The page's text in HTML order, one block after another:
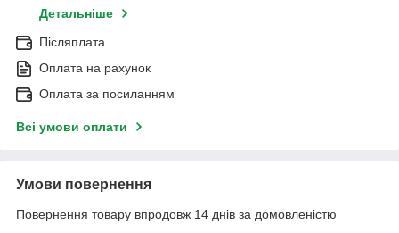
Детальніше
Післяплата
Оплата на рахунок
Оплата за посиланням
Всі умови оплати
Умови повернення
Повернення товару впродовж 14 днів за домовленістю